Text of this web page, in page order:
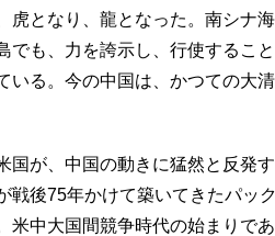
虎となり、龍となった。南シナ
でも、力を誇示し、行使するこ
いる。今の中国は、かつての大
が、中国の動きに猛然と反発
戦後75年かけて築いてきたパッ
米中大国間競争時代の始まりで